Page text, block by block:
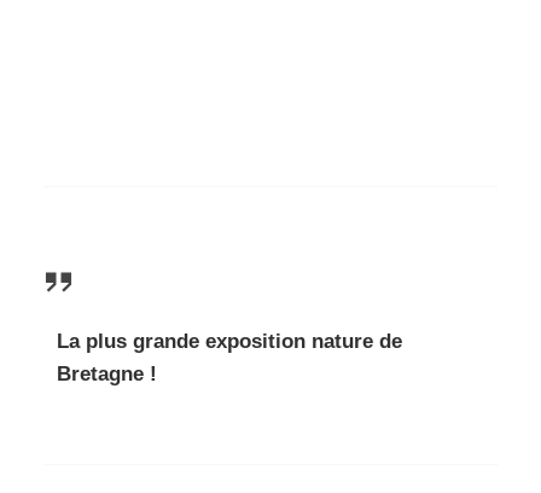
La plus grande exposition nature de
Bretagne !